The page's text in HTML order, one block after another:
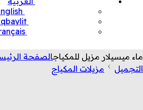
ماء ميسيلار مزيل للمكياجالصفحة
التجميل
مزيلات المكياج